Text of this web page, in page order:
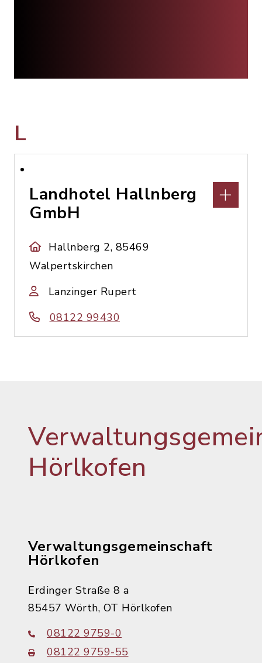
L
Landhotel Hallnberg
GmbH
Hallnberg 2, 85469
Walpertskirchen
Lanzinger Rupert
08122 99430
Hörlkofen
Verwaltungsgemeinschaft
Hörlkofen
Erdinger Straße 8 a
85457 Wörth, OT Hörlkofen
08122 9759-0
08122 9759-55